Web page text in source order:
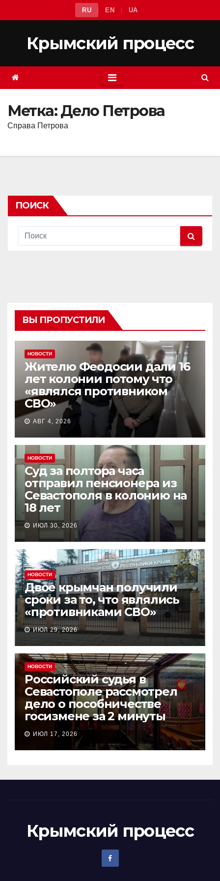
к
содержимому
RU EN UA
Крымский процесс
Метка:Дело Петрова
Справа Петрова
ПОИСК
ВЫ ПРОПУСТИЛИ
НОВОСТИ
Жителю Феодосии дали 16
лет колонии потому что
«являлся противником
СВО»
АВГ 4, 2026
НОВОСТИ
Суд за полтора часа
отправил пенсионера из
Севастополя в колонию на
18 лет
ИЮЛ 30, 2026
НОВОСТИ
Двое крымчан получили
сроки за то, что являлись
«противниками СВО»
ИЮЛ 29, 2026
НОВОСТИ
Российский судья в
Севастополе рассмотрел
дело о пособничестве
госизмене за 2 минуты
ИЮЛ 17, 2026
Крымский процесс